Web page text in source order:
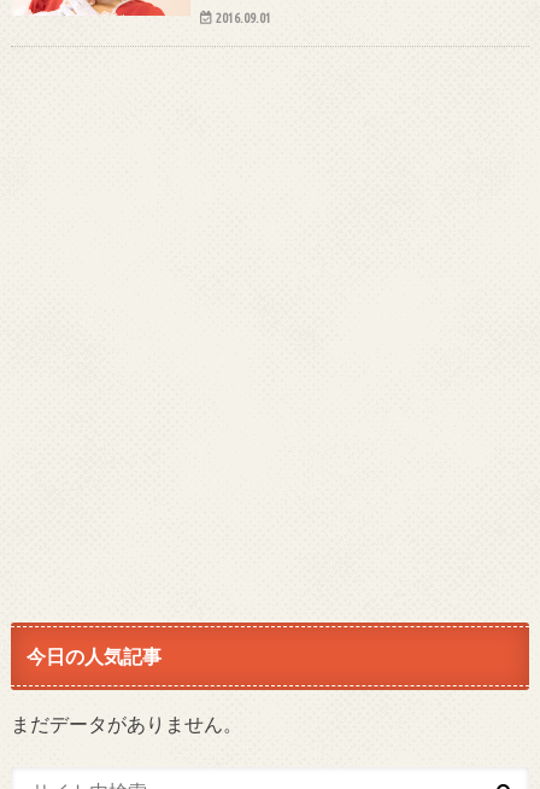
2016.09.01
今日の人気記事
まだデータがありません。